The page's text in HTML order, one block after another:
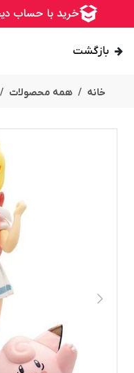
بازگشت
خانه همه محصولات